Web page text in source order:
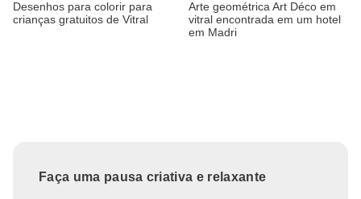
Desenhos para colorir para
crianças gratuitos de Vitral
Arte geométrica Art Déco em
vitral encontrada em um hotel
em Madri
Faça uma pausa criativa e relaxante